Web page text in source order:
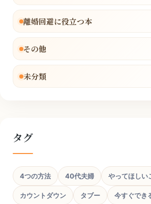
離婚回避に役立つ本
その他
未分類
タグ
4つの方法 40代夫婦 やってほしい
カウントダウン タブー 今すぐでき